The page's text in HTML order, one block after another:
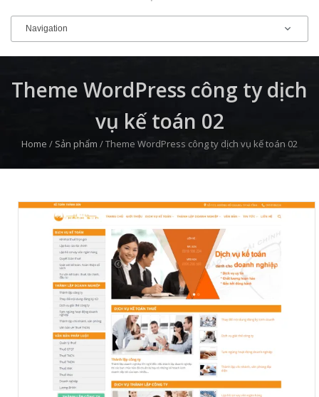
Theme WordPress công ty dịch
vụ kế toán 02
Home / Sản phẩm /Theme WordPress công ty dịch vụ kế toán 02